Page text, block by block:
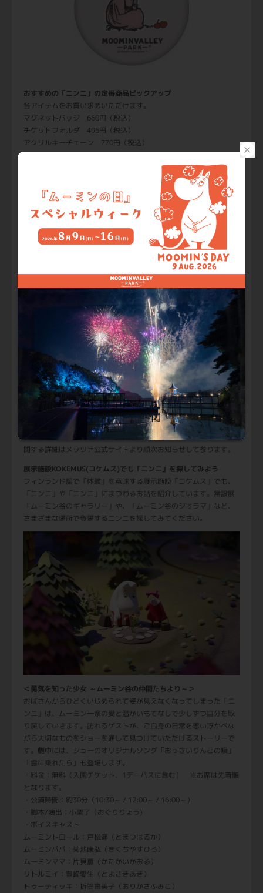
おすすめの「ニンニ」の定番商品ピックアップ
各アイテムをお買い求めいただけます。
マグネットバッジ 660円（税込）
チケットフォルダ 495円（税込）
アクリルキーチェーン 770円（税込）
スマートフォンマルチケース 2,310円（税込）
販売場所：KOKEMUS 1Fムーミン谷の売店（Muumilaakso
kauppa）
オンラインでパークとつながろう！
「勇気を知った少女 ～ムーミン谷の仲間たちより～」オンライン配
信（予定）
パークにご来園いただくことがかなわない方や、実際にパークで観
賞いただいた後の余韻に浸りたい方のために、ショーをご自宅でお
楽しみいただける動画プログラムを計画しております。動画視聴に
関する詳細はメッツァ公式サイトより順次お知らせして参ります。
展示施設KOKEMUS(コケムス)でも「ニンニ」を探してみよう
フィンランド語で「体験」を意味する展示施設「コケムス」でも、
「ニンニ」や「ニンニ」にまつわるお話を紹介しています。常設展
「ムーミン谷のギャラリー」や、「ムーミン谷のジオラマ」など、
さまざまな場所で登場するニンニを探してみてください。
＜勇気を知った少女 ～ムーミン谷の仲間たちより～＞
おばさんからひどくいじめられて姿が見えなくなってしまった「ニ
ンニ」は、ムーミン一家の愛と温かいもてなしで少しずつ自分を取
り戻していきます。訪れるゲストが、ご自身の日常を思い浮かべな
がら大切なものをショーを通して見つけていただけるストーリーで
す。劇中には、ショーのオリジナルソング「おっきいりんごの唄」
「雲に乗れたら」も登場します。
・料金：無料（入園チケット、1デーパスに含む） ※お席は先着順
となります。
・公演時間：約30分（10:30～ / 12:00～ / 16:00～）
・脚本/演出：小栗了（おぐりりょう)
・ボイスキャスト
ムーミントロール：戸松遥（とまつはるか）
ムーミンパパ：菊池康弘（きくちやすひろ）
ムーミンママ：片貝薫（かたかいかおる）
リトルミイ：豊崎愛生（とよさきあき）
トゥーティッキ：折笠富美子（おりかさふみこ）